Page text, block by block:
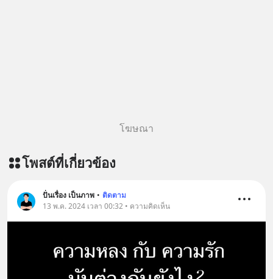
โฆษณา
โพสต์ที่เกี่ยวข้อง
ปั่นเรื่อง เป็นภาพ • ติดตาม
13 พ.ค. 2024 เวลา 00:32 • ความคิดเห็น